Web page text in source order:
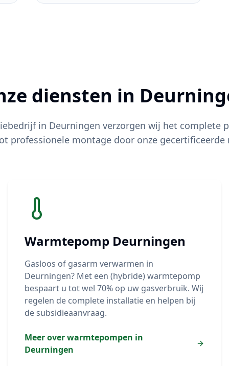
diensten in
in Deurningen verzorgen wij het complete
professionele montage door onze gecertificeerde
Warmtepomp Deurningen
Gasloos of gasarm verwarmen in
Deurningen? Met een (hybride) warmtepomp
bespaart u tot wel 70% op uw gasverbruik. Wij
regelen de complete installatie en helpen bij
de subsidieaanvraag.
Meer over warmtepompen in
Deurningen